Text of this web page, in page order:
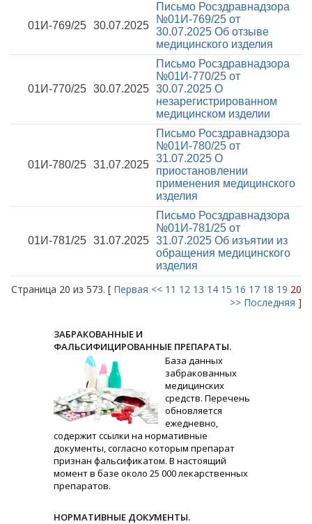
01И-769/25 30.07.2025
Письмо Росздравнадзора
№01И-769/25 от
30.07.2025 Об отзыве
медицинского изделия
01И-770/25 30.07.2025
Письмо Росздравнадзора
№01И-770/25 от
30.07.2025 О
незарегистрированном
медицинском изделии
01И-780/25 31.07.2025
Письмо Росздравнадзора
№01И-780/25 от
31.07.2025 О
приостановлении
применения медицинского
изделия
01И-781/25 31.07.2025
Письмо Росздравнадзора
№01И-781/25 от
31.07.2025 Об изъятии из
обращения медицинского
изделия
Страница 20 из 573. [ Первая << 11 12 13 14 15 16 17 18 19 20
>> Последняя ]
ЗАБРАКОВАННЫЕ И
ФАЛЬСИФИЦИРОВАННЫЕ ПРЕПАРАТЫ.
База данных
забракованных
медицинских
средств. Перечень
обновляется
ежедневно,
содержит ссылки на нормативные
документы, согласно которым препарат
признан фальсификатом. В настоящий
момент в базе около 25 000 лекарственных
препаратов.
НОРМАТИВНЫЕ ДОКУМЕНТЫ.